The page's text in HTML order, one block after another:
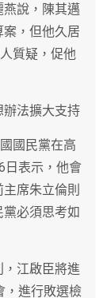
說，陳其邁
，但他久居
質疑，促他
法擴大支持
國民黨在高
日表示，他會
席朱立倫則
必須思考如
江啟臣將進
，進行敗選檢